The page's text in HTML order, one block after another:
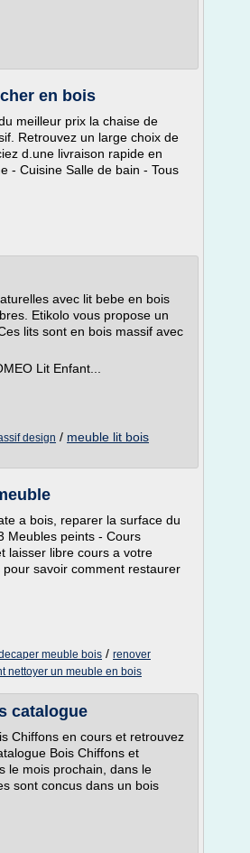
en bois
meilleur prix la chaise de
Retrouvez un large choix de
d.une livraison rapide en
- Cuisine Salle de bain - Tous
avec lit bebe en bois
Etikolo vous propose un
lits sont en bois massif avec
Lit Enfant...
design / meuble lit bois
a bois, reparer la surface du
Meubles peints - Cours
laisser libre cours a votre
savoir comment restaurer
meuble bois / renover
nettoyer un meuble en bois
catalogue
Chiffons en cours et retrouvez
Bois Chiffons et
le mois prochain, dans le
sont concus dans un bois